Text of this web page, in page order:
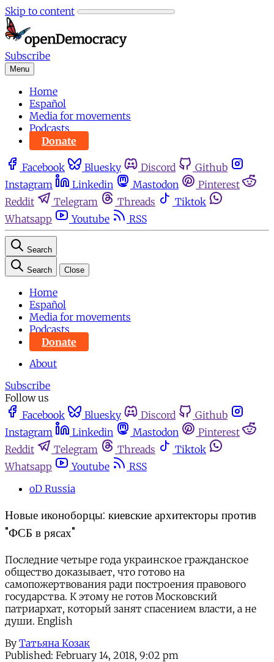
Skip to content
Subscribe
Menu
Home
Español
Media for movements
Podcasts
Donate
Facebook Bluesky Discord
Github
Instagram
Linkedin Mastodon
Pinterest
Reddit
Telegram Threads
Tiktok
Whatsapp
Youtube RSS
Search
Search Close
Home
Español
Media for movements
Podcasts
Donate
About
Subscribe
Follow us
Facebook
Bluesky Discord
Github
Instagram
Linkedin Mastodon
Pinterest
Reddit
Telegram Threads
Tiktok
Whatsapp
Youtube
RSS
oD Russia
Новые иконоборцы: киевские архитекторы против
"ФСБ в рясах"
Последние четыре года украинское гражданское
общество доказывает, что готово на
самопожертвования ради построения правового
государства. К этому не готов Московский
патриархат, который занят спасением власти, а не
души. English
By Татьяна Козак
Published: February 14, 2018, 9:02 pm